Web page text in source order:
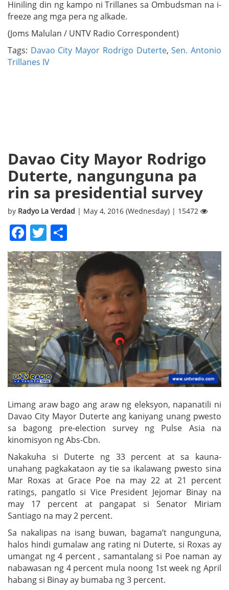
Hiniling din ng kampo ni Trillanes sa Ombudsman na i-
freeze ang mga pera ng alkade.
(Joms Malulan / UNTV Radio Correspondent)
Tags: Davao City Mayor Rodrigo Duterte,Sen. Antonio
Trillanes IV
Davao City Mayor Rodrigo
Duterte, nangunguna pa
rin sa presidential survey
by Radyo La Verdad | May 4, 2016 (Wednesday) | 15472
Facebook
Twitter
Limang araw bago ang araw ng eleksyon, napanatili ni
Davao City Mayor Duterte ang kaniyang unang pwesto
sa bagong pre-election survey ng Pulse Asia na
kinomisyon ng Abs-Cbn.
Nakakuha si Duterte ng 33 percent at sa kauna-
unahang pagkakataon ay tie sa ikalawang pwesto sina
Mar Roxas at Grace Poe na may 22 at 21 percent
ratings, pangatlo si Vice President Jejomar Binay na
may 17 percent at pangapat si Senator Miriam
Santiago na may 2 percent.
Sa nakalipas na isang buwan, bagama’t nangunguna,
halos hindi gumalaw ang rating ni Duterte, si Roxas ay
umangat ng 4 percent , samantalang si Poe naman ay
nabawasan ng 4 percent mula noong 1st week ng April
habang si Binay ay bumaba ng 3 percent.